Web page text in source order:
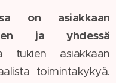
on asiakkaan
ja yhdessä
asiakkaan
toimintakykyä.